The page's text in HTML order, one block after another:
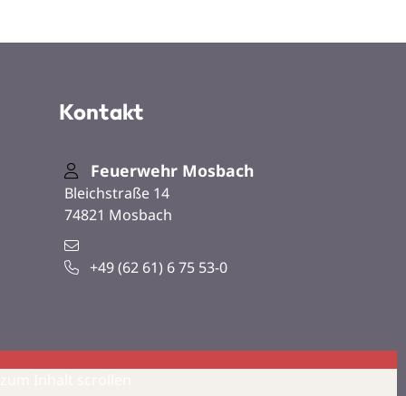
Kontakt
Feuerwehr Mosbach
Bleichstraße 14
74821 Mosbach
+49 (62 61) 675 53-0